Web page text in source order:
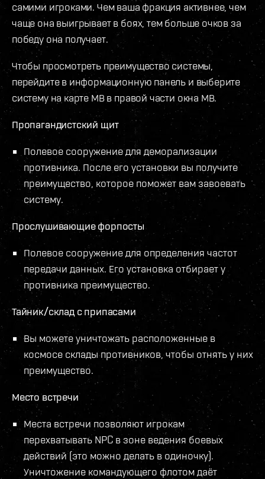
самими игроками. Чем ваша фракция активнее, чем
чаще она выигрывает в боях, тем больше очков за
победу она получает.
Чтобы просмотреть преимущество системы,
перейдите в информационную панель и выберите
систему на карте МВ в правой части окна МВ.
Пропагандистский щит
Полевое сооружение для деморализации
противника. После его установки вы получите
преимущество, которое поможет вам завоевать
систему.
Прослушивающие форпосты
Полевое сооружение для определения частот
передачи данных. Его установка отбирает у
противника преимущество.
Тайник/склад с припасами
Вы можете уничтожать расположенные в
космосе склады противников, чтобы отнять у них
преимущество.
Место встречи
Места встречи позволяют игрокам
перехватывать NPC в зоне ведения боевых
действий (это можно делать в одиночку).
Уничтожение командующего флотом даёт